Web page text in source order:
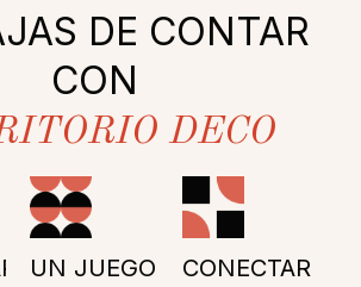
DE CONTAR
CON
DECO
UN JUEGO
CONECTAR